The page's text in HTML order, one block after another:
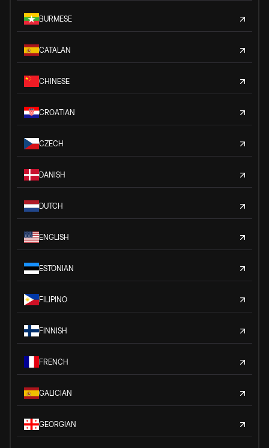
BURMESE
CATALAN
CHINESE
CROATIAN
CZECH
DANISH
DUTCH
ENGLISH
ESTONIAN
FILIPINO
FINNISH
FRENCH
GALICIAN
GEORGIAN